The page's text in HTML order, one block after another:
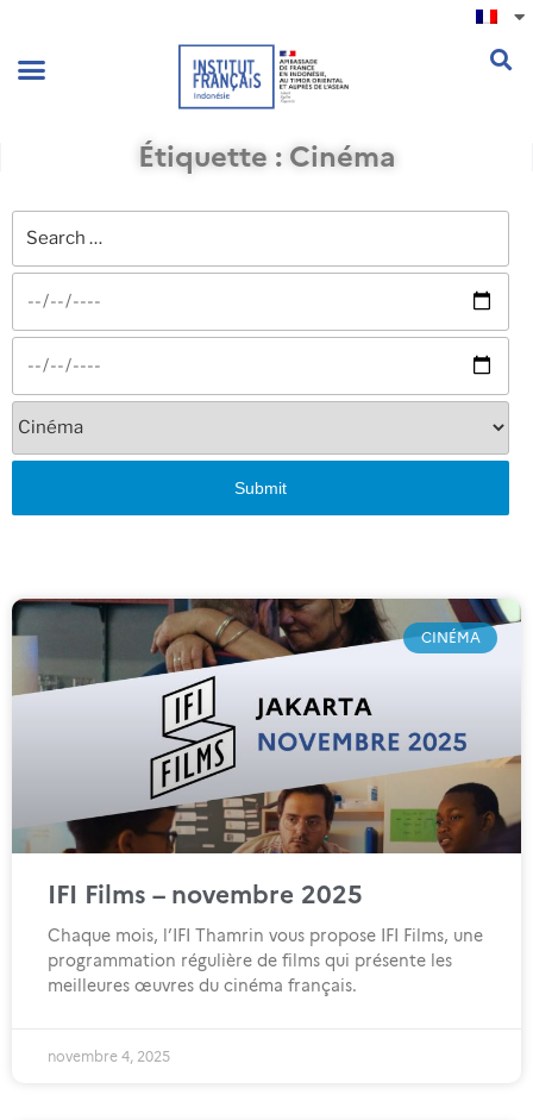
Étiquette : Cinéma
CINÉMA
IFI Films – novembre 2025
Chaque mois, l’IFI Thamrin vous propose IFI Films, une
programmation régulière de films qui présente les
meilleures œuvres du cinéma français.
novembre 4, 2025